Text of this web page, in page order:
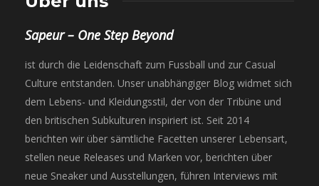
Sapeur – One Step Beyond
ist durch die Leidenschaft zum Fussball und zur Casual
Culture entstanden. Unser unabhängiger Blog widmet sich
dem Lebens- und Kleidungsstil, der von der Tribüne und
den britischen Subkulturen inspiriert ist. Seit 2014
berichten wir über sämtliche Facetten unserer Lebensart,
stellen neue Releases und Marken vor, berichten über
neue Sneaker und Ausstellungen, führen Interviews mit